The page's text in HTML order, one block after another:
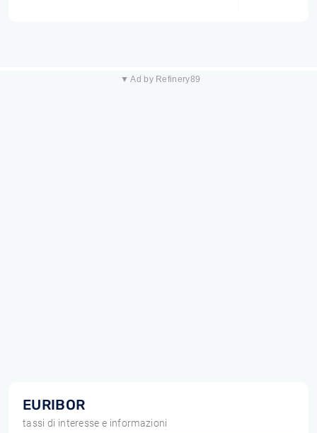
▼ Ad by Refinery89
EURIBOR
tassi di interesse e informazioni